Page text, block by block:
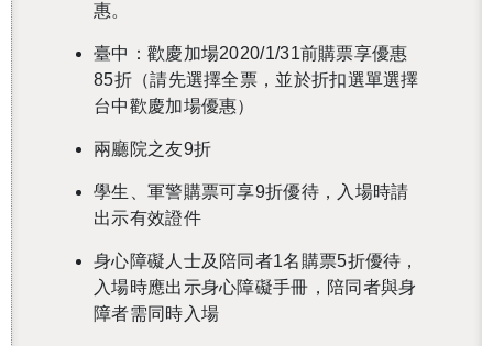
惠。
臺中：歡慶加場2020/1/31前購票享優惠
85折（請先選擇全票，並於折扣選單選擇
台中歡慶加場優惠）
兩廳院之友9折
學生、軍警購票可享9折優待，入場時請
出示有效證件
身心障礙人士及陪同者1名購票5折優待，
入場時應出示身心障礙手冊，陪同者與身
障者需同時入場
還沒加入會員